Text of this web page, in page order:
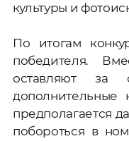
культуры и
По итогам
победителя.
оставляют за
предполагается
побороться в